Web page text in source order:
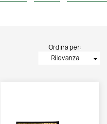
Ordina per:
Rilevanza
arrow_drop_down